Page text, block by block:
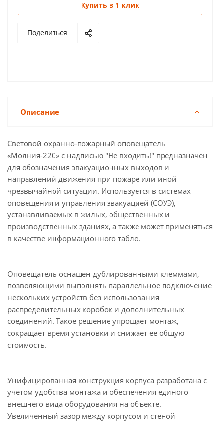
Купить в 1 клик
Поделиться
Описание
Световой охранно-пожарный оповещатель
«Молния-220» с надписью "Не входить!" предназначен
для обозначения эвакуационных выходов и
направлений движения при пожаре или иной
чрезвычайной ситуации. Используется в системах
оповещения и управления эвакуацией (СОУЭ),
устанавливаемых в жилых, общественных и
производственных зданиях, а также может применяться
в качестве информационного табло.
Оповещатель оснащён дублированными клеммами,
позволяющими выполнять параллельное подключение
нескольких устройств без использования
распределительных коробок и дополнительных
соединений. Такое решение упрощает монтаж,
сокращает время установки и снижает ее общую
стоимость.
Унифицированная конструкция корпуса разработана с
учетом удобства монтажа и обеспечения единого
внешнего вида оборудования на объекте.
Увеличенный зазор между корпусом и стеной